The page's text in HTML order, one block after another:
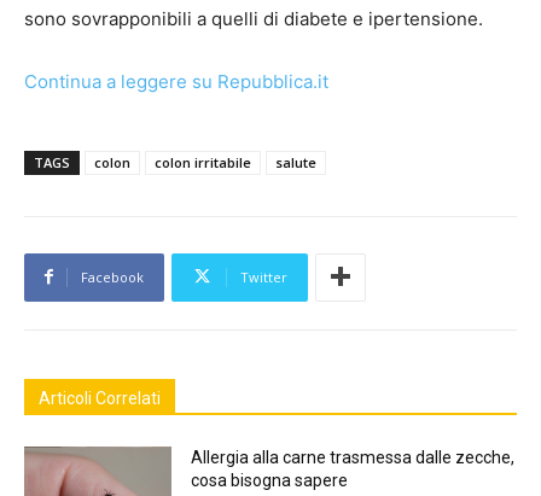
sono sovrapponibili a quelli di diabete e ipertensione.
Continua a leggere su Repubblica.it
TAGS colon colon irritabile salute
Facebook Twitter
Articoli Correlati
Allergia alla carne trasmessa dalle zecche,
cosa bisogna sapere